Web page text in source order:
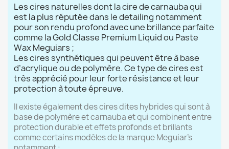
Les cires naturelles dont la cire de carnauba qui
est la plus réputée dans le detailing notamment
pour son rendu profond avec une brillance parfaite
comme la Gold Classe Premium Liquid ou Paste
Wax Meguiars ;
Les cires synthétiques qui peuvent être à base
d’acrylique ou de polymère. Ce type de cires est
très apprécié pour leur forte résistance et leur
protection à toute épreuve.
Il existe également des cires dites hybrides qui sont à
base de polymère et carnauba et qui combinent entre
protection durable et effets profonds et brillants
comme certains modèles de la marque Meguiar’s